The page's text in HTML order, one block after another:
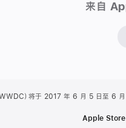
来自
）将于 2017 年 6 月 5 日至 6
Apple Store